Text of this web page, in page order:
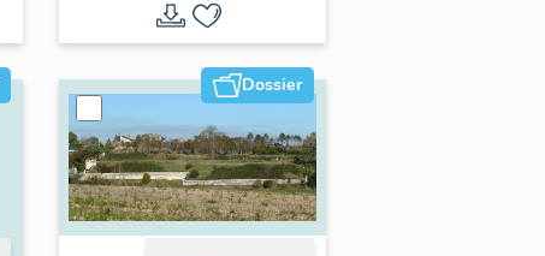
Dossier